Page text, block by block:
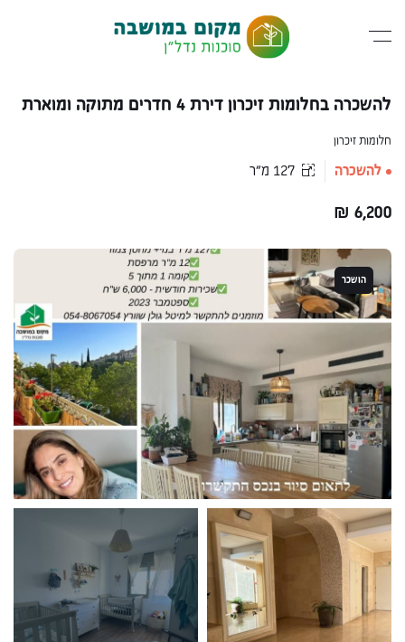
להשכרה בחלומות זיכרון דירת 4 חדרים מתוקה ומוארת
חלומות זיכרון
להשכרה 127 מ״ר
6,200
₪
הושכר